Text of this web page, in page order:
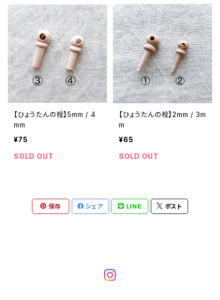
【ひょうたんの栓】5mm / 4
mm
¥75
SOLD OUT
【ひょうたんの栓】2mm / 3m
m
¥65
SOLD OUT
保存 シェア LINE ポスト